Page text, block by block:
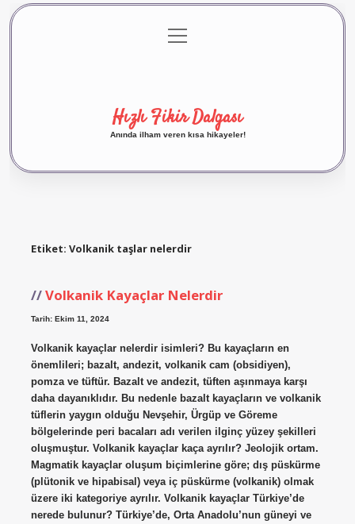
Gizlilik Politikası
menüyü
aç
Hızlı Fikir Dalgası
Anında ilham veren kısa hikayeler!
Etiket: Volkanik taşlar nelerdir
Volkanik Kayaçlar Nelerdir
Tarih: Ekim 11, 2024
Volkanik kayaçlar nelerdir isimleri? Bu kayaçların en
önemlileri; bazalt, andezit, volkanik cam (obsidiyen),
pomza ve tüftür. Bazalt ve andezit, tüften aşınmaya karşı
daha dayanıklıdır. Bu nedenle bazalt kayaçların ve volkanik
tüflerin yaygın olduğu Nevşehir, Ürgüp ve Göreme
bölgelerinde peri bacaları adı verilen ilginç yüzey şekilleri
oluşmuştur. Volkanik kayaçlar kaça ayrılır? Jeolojik ortam.
Magmatik kayaçlar oluşum biçimlerine göre; dış püskürme
(plütonik ve hipabisal) veya iç püskürme (volkanik) olmak
üzere iki kategoriye ayrılır. Volkanik kayaçlar Türkiye’de
nerede bulunur? Türkiye’de, Orta Anadolu’nun güneyi ve